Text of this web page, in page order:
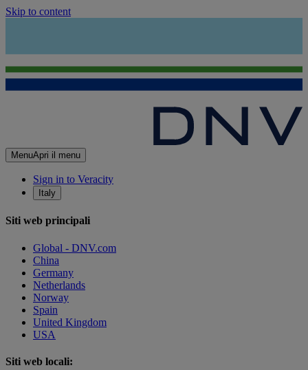
Skip to content
MenuApri il menu
Sign in to Veracity
Italy
Siti web principali
Global - DNV.com
China
Germany
Netherlands
Norway
Spain
United Kingdom
USA
Siti web locali: